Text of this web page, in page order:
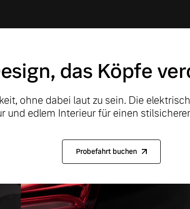
das Köpfe
ohne dabei laut zu sein. Die
und edlem Interieur für einen
Probefahrt buchen